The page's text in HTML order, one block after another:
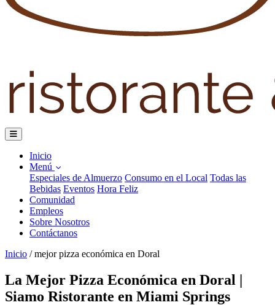
Inicio
Menú
Especiales de Almuerzo Consumo en el Local Todas las
Bebidas Eventos Hora Feliz
Comunidad
Empleos
Sobre Nosotros
Contáctanos
Inicio / mejor pizza económica en Doral
La Mejor Pizza Económica en Doral |
Siamo Ristorante en Miami Springs